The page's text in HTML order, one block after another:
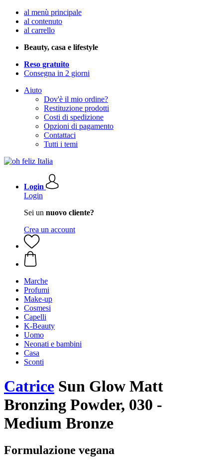
al menù principale
al contenuto
al carrello
Beauty, casa e lifestyle
Reso gratuito
Consegna in 2 giorni
Aiuto
Dov'è il mio ordine?
Restituzione prodotti
Costi di spedizione
Opzioni di pagamento
Contattaci
Tutti i temi
Login
Login
Sei un nuovo cliente?
Crea un account
Marche
Profumi
Make-up
Cosmesi
Capelli
K-Beauty
Uomo
Neonati e bambini
Casa
Sconti
Catrice Sun Glow Matt
Bronzing Powder, 030 -
Medium Bronze
Formulazione vegana